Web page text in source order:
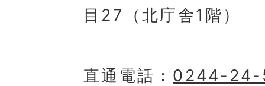
目27（北庁舎1階）
直通電話： 0244-